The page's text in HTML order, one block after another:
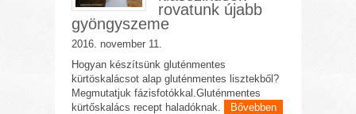
rovatunk újabb
gyöngyszeme
2016. november 11.
Hogyan készítsünk gluténmentes
kürtöskalácsot alap gluténmentes lisztekből?
Megmutatjuk fázisfotókkal.Gluténmentes
kürtőskalács recept haladóknak.
Bővebben